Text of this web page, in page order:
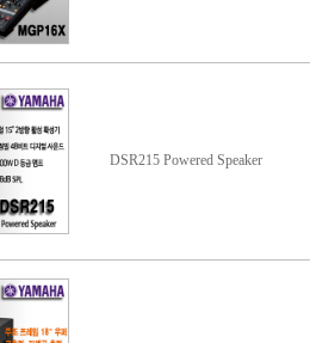
DSR215 Powered Speaker